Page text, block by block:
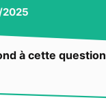
à cette question